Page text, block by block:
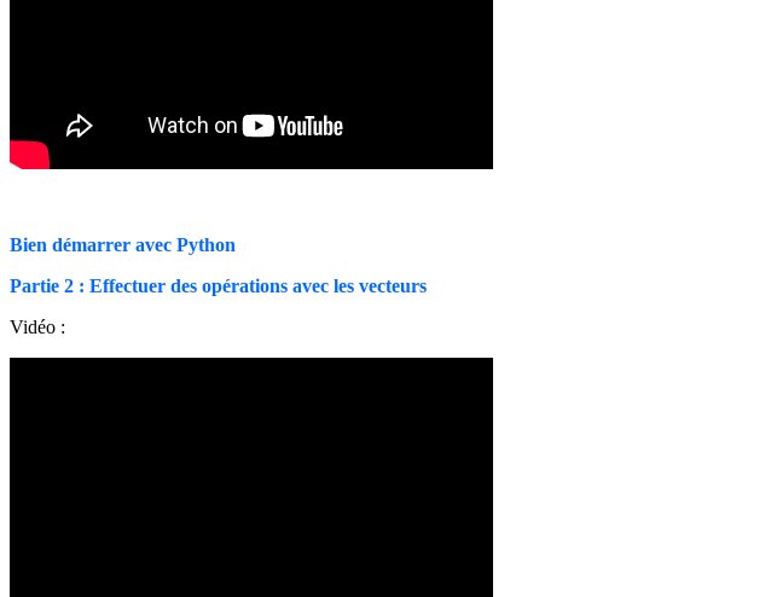
Bien démarrer avec Python
Partie 2 : Effectuer des opérations avec les vecteurs
Vidéo :